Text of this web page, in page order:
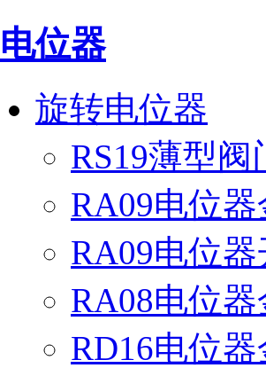
电位器
旋转电位器
RS19薄型
RA09电位
RA09电位
RA08电位
RD16电位